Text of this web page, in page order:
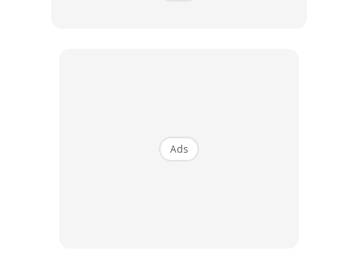
menghadap Kaabah tersebut dengan yakin manakala yang
Ads